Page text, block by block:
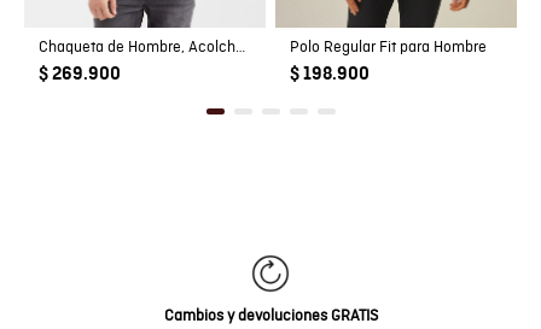
Chaqueta de Hombre, Acolchada - TOGS
$ 269.900
Polo Regular Fit para Hombre
$ 198.900
Cambios y devoluciones GRATIS